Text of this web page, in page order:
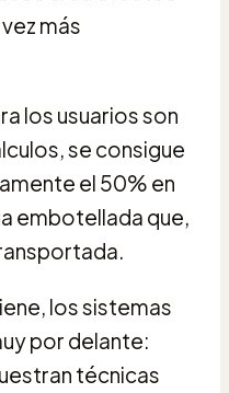
más
los usuarios son
se consigue
el 50% en
embotellada que,
los sistemas
por delante:
técnicas